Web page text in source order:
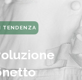
TENDENZA